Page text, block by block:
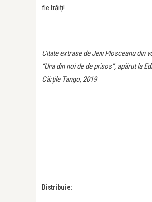
fie trăiți!
Citate extrase de Jeni Plosceanu din
“Una din noi de de prisos”, apărut la
Cărțile Tango, 2019
Distribuie: